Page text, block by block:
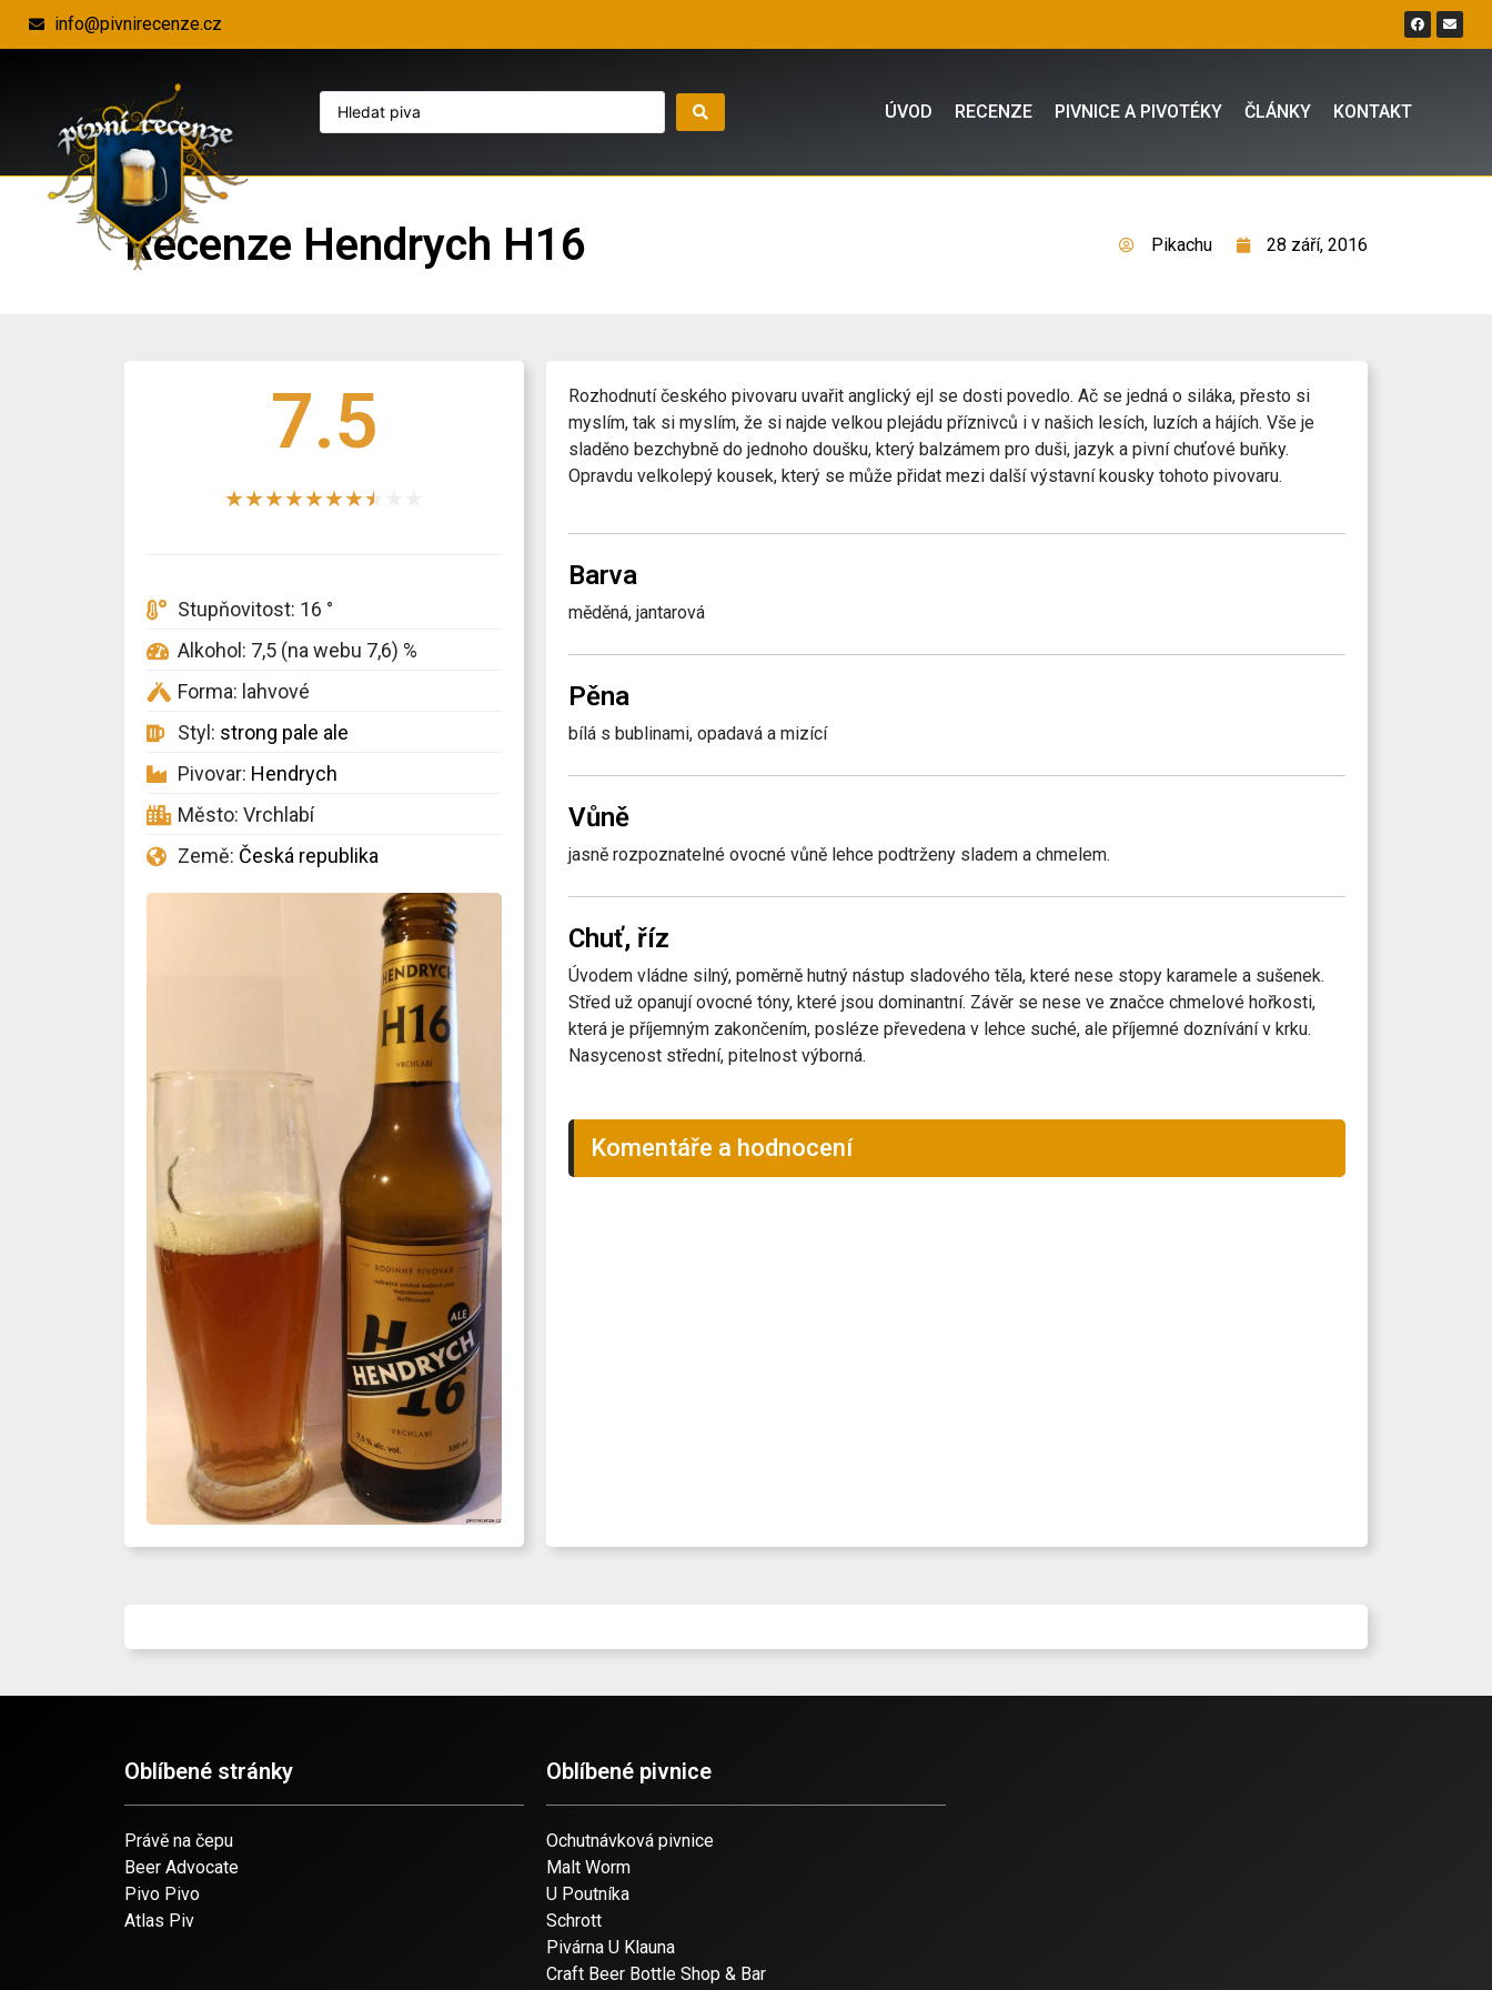
info@pivnirecenze.cz
ÚVOD RECENZE PIVNICE A PIVOTÉKY ČLÁNKY KONTAKT
Recenze Hendrych H16 Pikachu 28 září, 2016
7.5
★★★★★★★★
Stupňovitost: 16 °
Alkohol: 7,5 (na webu 7,6) %
Forma: lahvové
Styl: strong pale ale
Pivovar: Hendrych
Město: Vrchlabí
Země: Česká republika
Rozhodnutí českého pivovaru uvařit anglický ejl se dosti povedlo. Ač se jedná o siláka, přesto si
myslím, tak si myslím, že si najde velkou plejádu příznivců i v našich lesích, luzích a hájích. Vše je
sladěno bezchybně do jednoho doušku, který balzámem pro duši, jazyk a pivní chuťové buňky.
Opravdu velkolepý kousek, který se může přidat mezi další výstavní kousky tohoto pivovaru.
Barva
měděná, jantarová
Pěna
bílá s bublinami, opadavá a mizící
Vůně
jasně rozpoznatelné ovocné vůně lehce podtrženy sladem a chmelem.
Chuť, říz
Úvodem vládne silný, poměrně hutný nástup sladového těla, které nese stopy karamele a sušenek.
Střed už opanují ovocné tóny, které jsou dominantní. Závěr se nese ve značce chmelové hořkosti,
která je příjemným zakončením, posléze převedena v lehce suché, ale příjemné doznívání v krku.
Nasycenost střední, pitelnost výborná.
Komentáře a hodnocení
Oblíbené stránky
Právě na čepu
Beer Advocate
Pivo Pivo
Atlas Piv
Oblíbené pivnice
Ochutnávková pivnice
Malt Worm
U Poutníka
Schrott
Pivárna U Klauna
Craft Beer Bottle Shop & Bar